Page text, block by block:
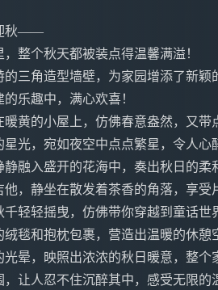
秋——
整个秋天都被装点得温馨满溢！
三角造型墙壁，为家园增添了新颖
乐趣中，满心欢喜！
黄的小屋上，仿佛春意盎然，又带
光，宛如夜空中点点繁星，令人心
融入盛开的花海中，奏出秋日的柔
，静坐在散发着茶香的角落，享受
轻轻摇曳，仿佛带你穿越到童话世
毯和抱枕包裹，营造出温暖的休憩
晕，映照出浓浓的秋日暖意，整个
让人忍不住沉醉其中，感受无限的